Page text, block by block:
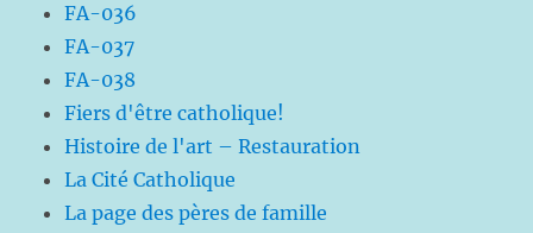
FA-036
FA-037
FA-038
Fiers d'être catholique!
Histoire de l'art – Restauration
La Cité Catholique
La page des pères de famille